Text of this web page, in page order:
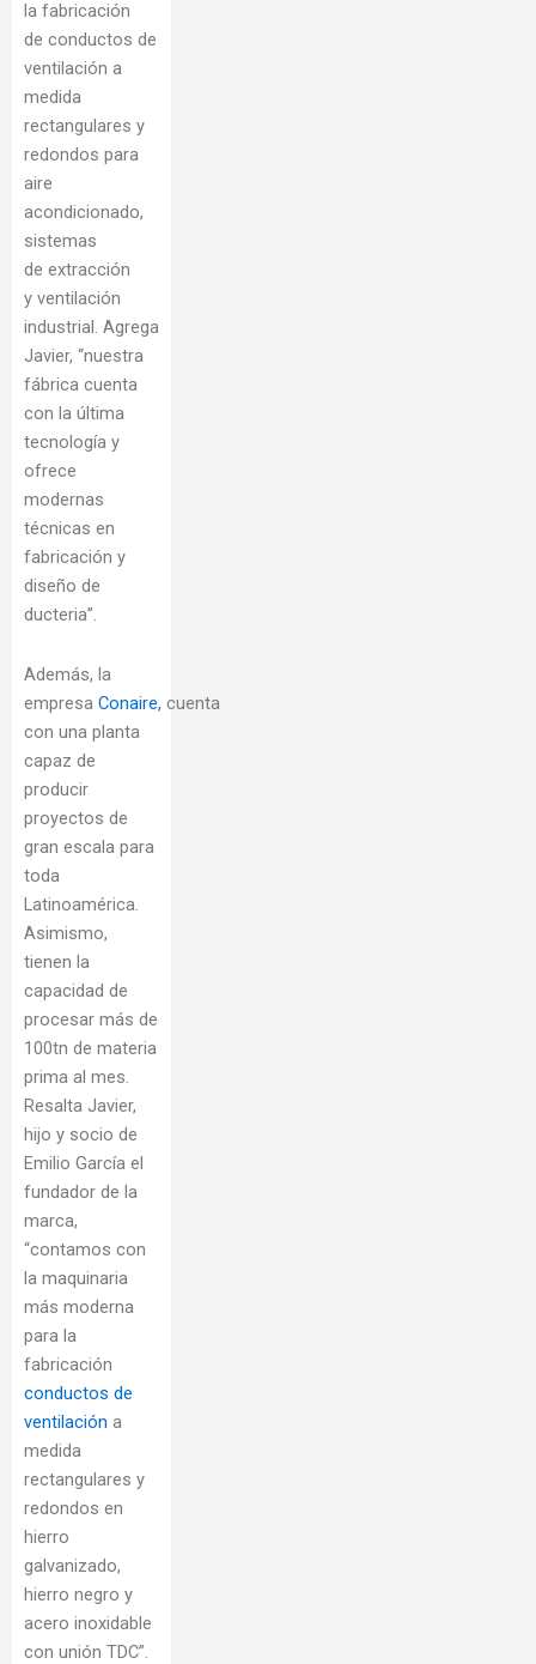
la fabricación
de conductos de
ventilación a
medida
rectangulares y
redondos para
aire
acondicionado,
sistemas
de extracción
y ventilación
industrial. Agrega
Javier, “nuestra
fábrica cuenta
con la última
tecnología y
ofrece
modernas
técnicas en
fabricación y
diseño de
ducteria”.
Además, la
empresa Conaire, cuenta
con una planta
capaz de
producir
proyectos de
gran escala para
toda
Latinoamérica.
Asimismo,
tienen la
capacidad de
procesar más de
100tn de materia
prima al mes.
Resalta Javier,
hijo y socio de
Emilio García el
fundador de la
marca,
“contamos con
la maquinaria
más moderna
para la
fabricación
conductos de
ventilación a
medida
rectangulares y
redondos en
hierro
galvanizado,
hierro negro y
acero inoxidable
con unión TDC”.